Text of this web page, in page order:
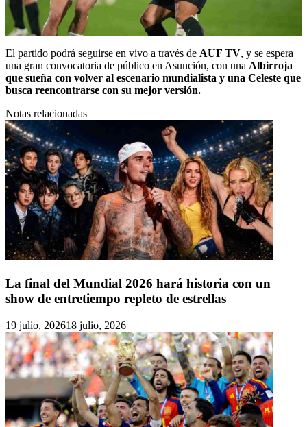
El partido podrá seguirse en vivo a través de AUF TV, y se espera
una gran convocatoria de público en Asunción, con una Albirroja
que sueña con volver al escenario mundialista y una Celeste que
busca reencontrarse con su mejor versión.
Notas relacionadas
La final del Mundial 2026 hará historia con un
show de entretiempo repleto de estrellas
19 julio, 202618 julio, 2026